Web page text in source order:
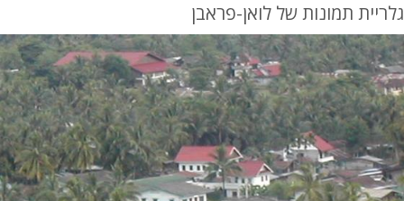
גלריית תמונות של לואן-פראבן